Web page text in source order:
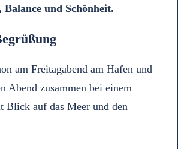
Balance und Schönheit.
am Freitagabend am Hafen und
Abend zusammen bei einem
Blick auf das Meer und den